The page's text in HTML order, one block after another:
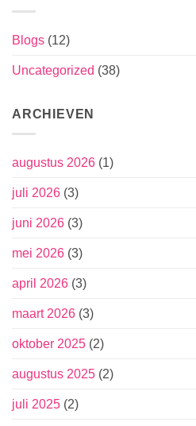
Blogs (12)
Uncategorized (38)
ARCHIEVEN
augustus 2026 (1)
juli 2026 (3)
juni 2026 (3)
mei 2026 (3)
april 2026 (3)
maart 2026 (3)
oktober 2025 (2)
augustus 2025 (2)
juli 2025 (2)